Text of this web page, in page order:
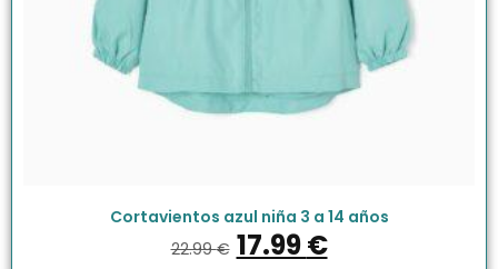
Cortavientos azul niña 3 a 14 años
22.99€ 17.99€